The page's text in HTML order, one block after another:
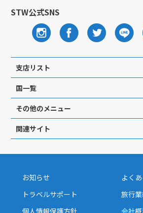
STW公式SNS
支店リスト
国一覧
その他のメニュー
関連サイト
お知らせ
よく
トラベルサポート
旅行